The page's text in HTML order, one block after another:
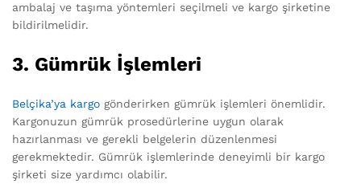
ambalaj ve taşıma yöntemleri seçilmeli ve kargo şirketine
bildirilmelidir.
3. Gümrük İşlemleri
Belçika’ya kargo gönderirken gümrük işlemleri önemlidir.
Kargonuzun gümrük prosedürlerine uygun olarak
hazırlanması ve gerekli belgelerin düzenlenmesi
gerekmektedir. Gümrük işlemlerinde deneyimli bir kargo
şirketi size yardımcı olabilir.